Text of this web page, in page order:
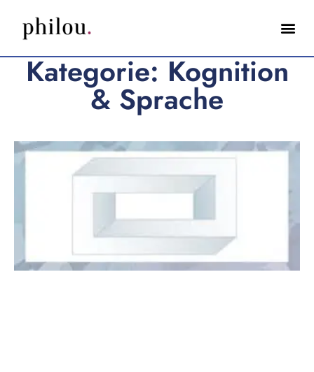
Kategorie: Kognition
& Sprache